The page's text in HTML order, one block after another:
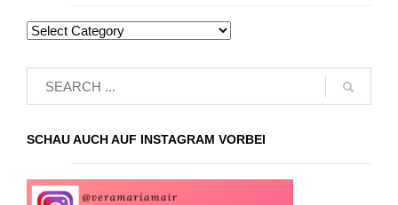
SCHAU AUCH AUF INSTAGRAM VORBEI